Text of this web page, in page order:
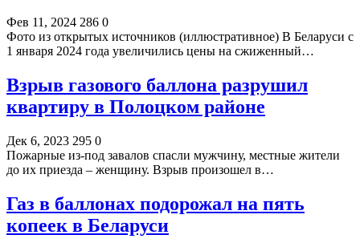
Фев 11, 2024 286 0
Фото из открытых источников (иллюстративное) В Беларуси с
1 января 2024 года увеличились цены на сжиженный…
Взрыв газового баллона разрушил
квартиру в Полоцком районе
Дек 6, 2023 295 0
Пожарные из-под завалов спасли мужчину, местные жители
до их приезда – женщину. Взрыв произошел в…
Газ в баллонах подорожал на пять
копеек в Беларуси